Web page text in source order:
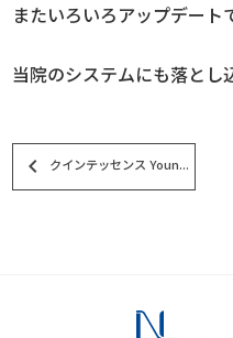
またいろいろアップデート
当院のシステムにも落とし
keyboard_arrow_left クインテッセンス Youn...